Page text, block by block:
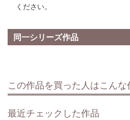
ください。
同一シリーズ作品
この作品を買った人はこん
最近チェックした作品